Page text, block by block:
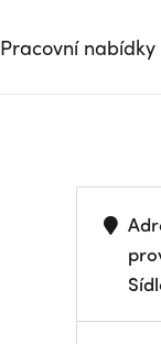
Pracovní nabídky